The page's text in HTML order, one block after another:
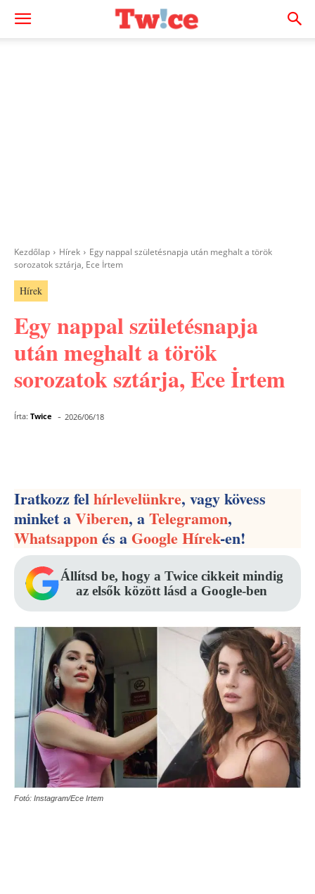
Kezdőlap Hírek
Egy nappal születésnapja után meghalt a török
sorozatok sztárja, Ece İrtem
Hírek
Egy nappal születésnapja
után meghalt a török
sorozatok sztárja, Ece İrtem
Írta: Twice - 2026/06/18
Iratkozz felhírlevelünkre, vagy kövess
minket aViberen, aTelegramon,
Whatsapponés aGoogle Hírek-en!
Állítsd be, hogy a Twice cikkeit mindig
az elsők között lásd a Google-ben
Fotó: Instagram/Ece Irtem